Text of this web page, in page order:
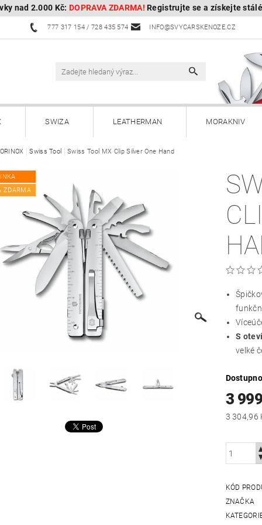
nad 2.000 Kč: DOPRAVA ZDARMA! Registrujte se a získejte
777 317 154 / 728 435 574 INFO@SVYCARSKENOZE.CZ
SWIZA LEATHERMAN MORAKNIV
HULTAFORS - Švédské sekery
Kuchyňské nože a příslušenství
Paracordy Příslušenství Dárkové poukazy
robotické sekačky Vrácení,
Swiss Tool Swiss Tool MX Clip Silver One Hand
ZDARMA
S o
velké
3
KÓD
ZNAČKA